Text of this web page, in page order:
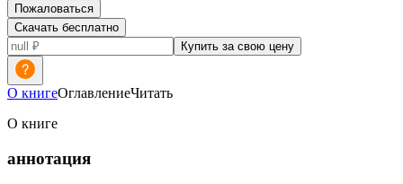
Пожаловаться
Скачать бесплатно
Купить за свою цену
О книгеОглавлениеЧитать
О книге
аннотация